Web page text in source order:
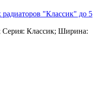
"Классик" до 5
Классик; Ширина: